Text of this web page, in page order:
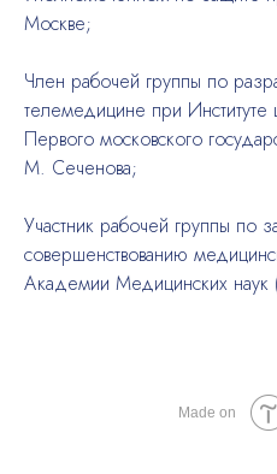
Москве;
Член рабочей группы по
телемедицине при
Первого московского
М. Сеченова;
Участник рабочей группы по
совершенствованию
Академии Медицинских наук
Made on